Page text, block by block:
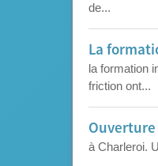
de...
La
la formation
friction ont...
à Charleroi.